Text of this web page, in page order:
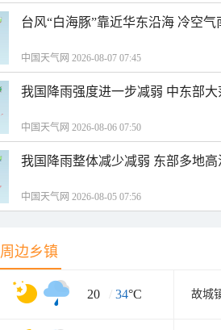
台风“白海豚”靠近华东沿海 冷空
中国天气网 2026-08-07 07:45
我国降雨强度进一步减弱 中东部
中国天气网 2026-08-06 07:50
我国降雨整体减少减弱 东部多地
中国天气网 2026-08-05 07:56
周边乡镇
20 / 34°C 故城